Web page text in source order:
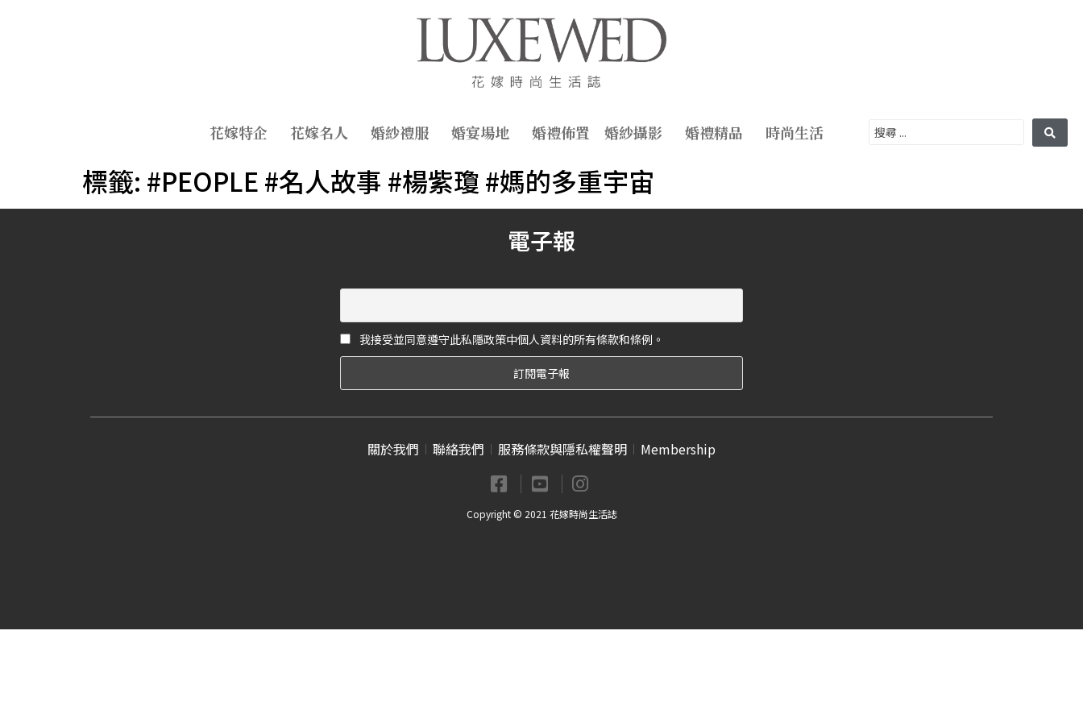
花嫁特企 花嫁名人 婚紗禮服 婚宴場地 婚禮佈置 婚紗攝影 婚禮精品 時尚生活
標籤: #PEOPLE #名人故事 #楊紫瓊 #媽的多重宇宙
電子報
我接受並同意遵守此私隱政策中個人資料的所有條款和條例。
關於我們 聯絡我們 服務條款與隱私權聲明 Membership
Copyright © 2021 花嫁時尚生活誌